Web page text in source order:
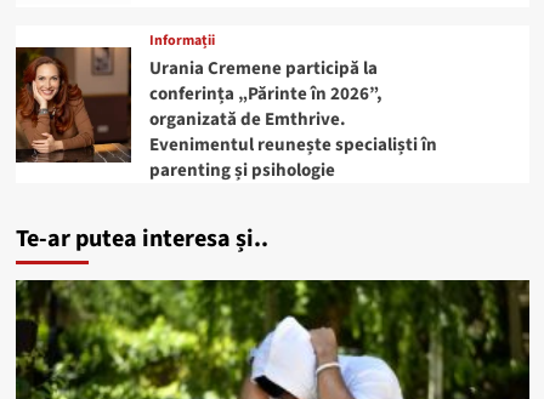
Informații
Urania Cremene participă la
conferința „Părinte în 2026”,
organizată de Emthrive.
Evenimentul reunește specialiști în
parenting și psihologie
Te-ar putea interesa și..